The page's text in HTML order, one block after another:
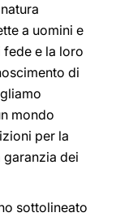
a uomini e
e la loro
di
mondo
per la
dei
sottolineato